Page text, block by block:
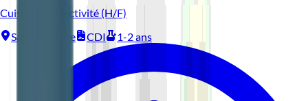
Cuisinier Collectivité (H/F)
Saint-Nazaire
CDI 1-2 ans